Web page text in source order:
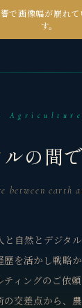
で画像幅が崩れ
す。
の間
between earth
自然とデジタ
を活かし戦略
ィングのご依
の交差点から、